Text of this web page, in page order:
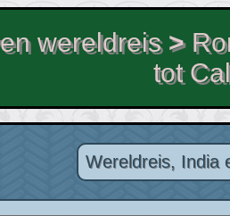
wereldreis>
tot
Wereldreis, India